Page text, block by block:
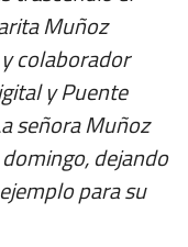
Muñoz
colaborador
yPuente
señora Muñoz
dejando
para su